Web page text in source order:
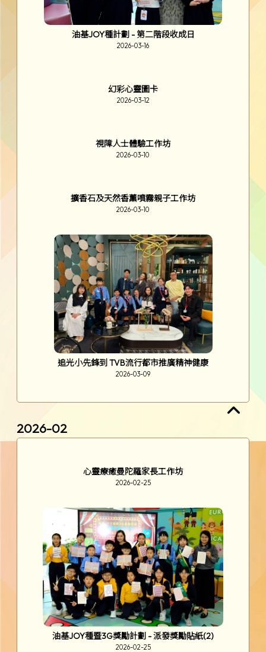
2026-03-25
崔錦棠先生到校分享
2026-03-25
福州四天文化考察交流團
「玩創意」親子工作坊
2026-03-19